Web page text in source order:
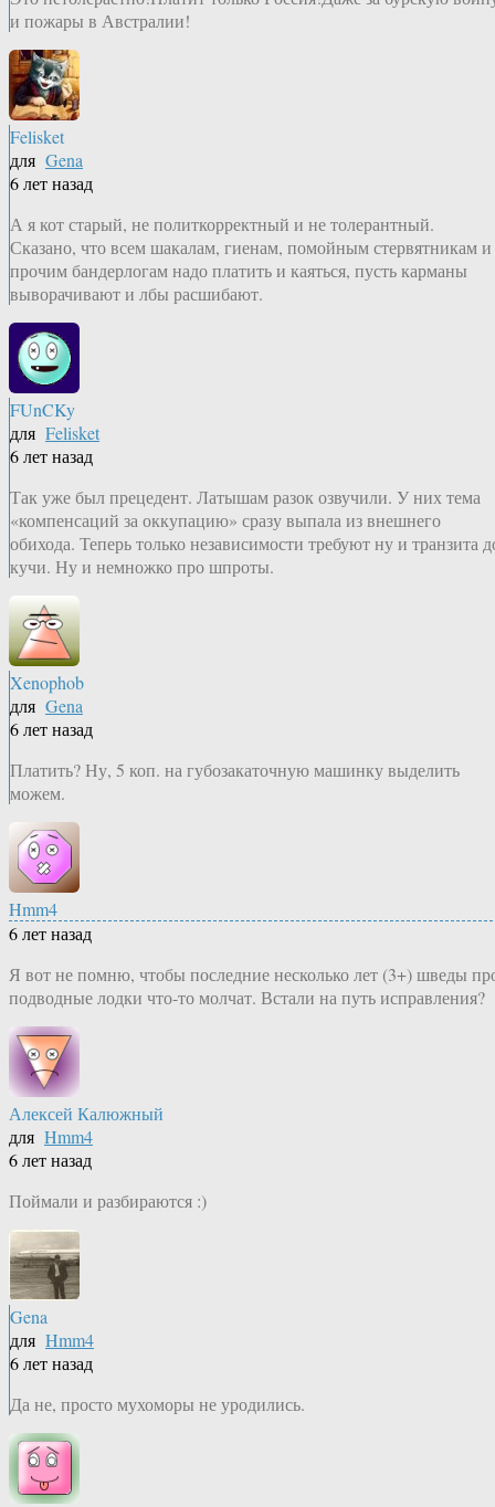
и пожары в Австралии!
Felisket
для Gena
6 лет назад
А я кот старый, не политкорректный и не толерантный.
Сказано, что всем шакалам, гиенам, помойным стервятникам и
прочим бандерлогам надо платить и каяться, пусть карманы
выворачивают и лбы расшибают.
FUnCKy
для Felisket
6 лет назад
Так уже был прецедент. Латышам разок озвучили. У них тема
«компенсаций за оккупацию» сразу выпала из внешнего
обихода. Теперь только независимости требуют ну и транзита
кучи. Ну и немножко про шпроты.
Xenophob
для Gena
6 лет назад
Платить? Ну, 5 коп. на губозакаточную машинку выделить
можем.
Hmm4
6 лет назад
Я вот не помню, чтобы последние несколько лет (3+) шведы
подводные лодки что-то молчат. Встали на путь исправления?
Алексей Калюжный
для Hmm4
6 лет назад
Поймали и разбираются :)
Gena
для Hmm4
6 лет назад
Да не, просто мухоморы не уродились.